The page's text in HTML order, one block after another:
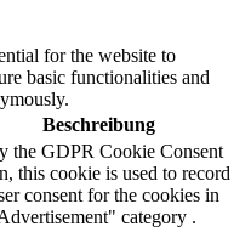
for the website to
basic functionalities and
Beschreibung
the GDPR Cookie Consent
this cookie is used to record
consent for the cookies in
category .